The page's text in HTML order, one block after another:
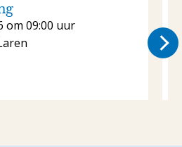
om 09:00 uur